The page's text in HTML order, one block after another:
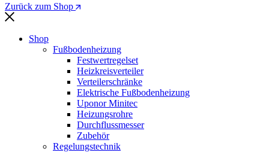
Zurück zum Shop
Shop
Fußbodenheizung
Festwertregelset
Heizkreisverteiler
Verteilerschränke
Elektrische Fußbodenheizung
Uponor Minitec
Heizungsrohre
Durchflussmesser
Zubehör
Regelungstechnik